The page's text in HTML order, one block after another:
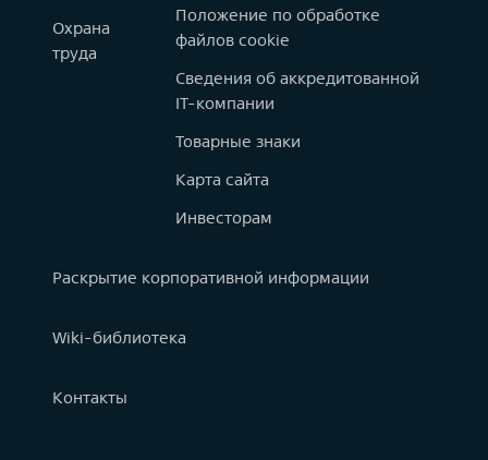
Охрана
труда
Положение по обработке
файлов cookie
Сведения об аккредитованной
IT-компании
Товарные знаки
Карта сайта
Инвесторам
Раскрытие корпоративной информации
Wiki-библиотека
Контакты